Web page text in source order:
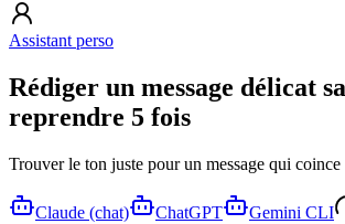
Assistant perso
Rédiger un message délicat
reprendre 5 fois
Trouver le ton juste pour un message qui coince
Claude (chat) ChatGPT Gemini CLI